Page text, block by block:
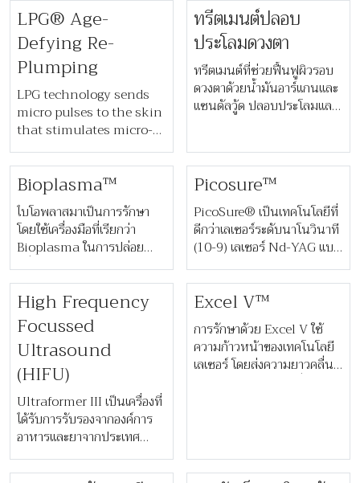
make you less
vulnerable to pain. A
course of three gives best
results. Upgrade from
from Daily Massage at
only 3100 THB.
ระเหยเข้ากับเทคนิคการนวด
มือเพื่อกระตุ้นระบบน้ำเหลือง
และการใช้เซรั่มน้ำแข็งช่วย
ฟื้นฟูความเปล่งปลั่งแก่ผิว
LPG® Age-
Defying Re-
Plumping
LPG technology sends
micro pulses to the skin
that stimulates micro-
circulation to fill out
fine lines and restore
skin density from
within.
​​ทรีตเมนต์ปลอบ
ประโลมดวงตา​
ทรีตเมนต์ที่ช่วยฟื้นฟูผิวรอบ
ดวงตาด้วยน้ำมันอาร์แกนและ
แซนดัลวู้ด ปลอบประโลมและ
ให้เกิดริ้วรอยเล็กๆ หรืออาการ
บวมบริเวณผิวบอบบางรอบ
ดวงตา
Bioplasma™
ไบโอพลาสมาเป็นการรักษา
โดยใช้เครื่องมือที่เรียกว่า
Bioplasma ในการปล่อย
คลื่นวิทยุออกมาบนผิวหนัง
เพื่อฆ่าเชื้อแบคทีเรียที่ทำให้เกิด
สิวและโรคผิวหนังโรซาเซีย
สามารถทำให้ผิวของคุณกลับ
มาเปล่งประกายสุขภาพดี โดย
ทำการรักษา 1 ถึง 3 ครั้ง วัน
เว้นวัน
Picosure™
PicoSure® เป็นเทคโนโลยีที่
ดีกว่าเลเซอร์ระดับนาโนวินาที
(10-9) เลเซอร์ Nd-YAG แบบ
สวิตช์ Q โดยผ่านการรับรอง
จากองค์การอาหารและยา
สหรัฐแล้ว
High Frequency
Focussed
Ultrasound
(HIFU)
Ultraformer III เป็นเครื่องที่
ได้รับการรับรองจากองค์การ
อาหารและยาจากประเทศ
เกาหลี และ การรับรองความ
ปลอดภัยในสหภาพยุโรป ช่วย
Excel V™
การรักษาด้วย Excel V ใช้
ความก้าวหน้าของเทคโนโลยี
เลเซอร์ โดยส่งความยาวคลื่น